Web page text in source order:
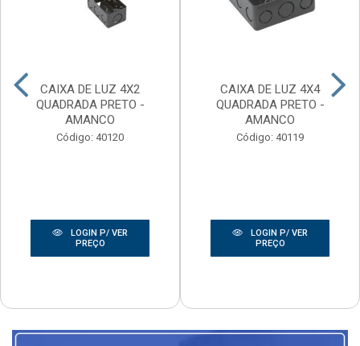
CAIXA DE LUZ 4X2
QUADRADA PRETO -
AMANCO
Código: 40120
LOGIN P/ VER
PREÇO
CAIXA DE LUZ 4X4
QUADRADA PRETO -
AMANCO
Código: 40119
LOGIN P/ VER
PREÇO